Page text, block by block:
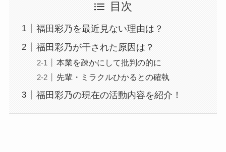
目次
福田彩乃を最近見ない理由は？
福田彩乃が干された原因は？
本業を疎かにして批判の的に
先輩・ミラクルひかるとの確執
福田彩乃の現在の活動内容を紹介！